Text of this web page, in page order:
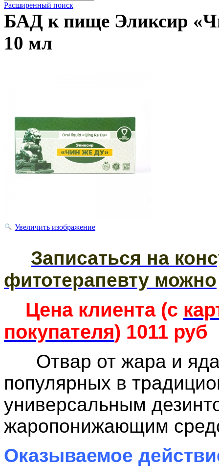
Расширенный поиск
БАД к пище Эликсир
10 мл
Увеличить изображение
Записаться на
фитотерапевту можно
Цена клиента (с
покупателя) 1011 руб
Отвар от жара и яда
популярных в
универсальным
жаропонижающим
Оказываемое